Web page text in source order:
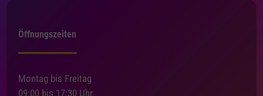
Öffnungszeiten
Montag bis Freitag
09:00 bis 17:30 Uhr